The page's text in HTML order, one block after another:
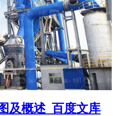
及概述_百度文库